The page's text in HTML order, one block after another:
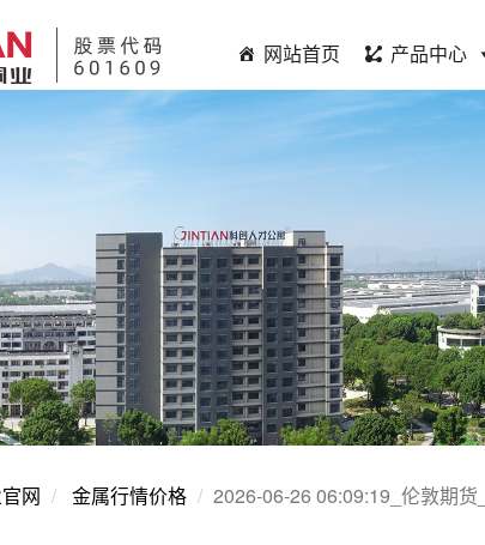
网站首页 产品中心
网 金属行情价格 2026-06-26 06:09:19_伦敦期